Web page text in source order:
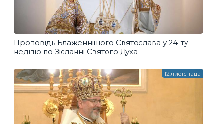
Проповідь Блаженнішого Святослава у 24-ту
неділю по Зісланні Святого Духа
12 листопада